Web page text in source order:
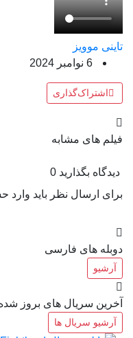
تاینی موویز
6 نوامبر 2024
اشتراک‌گذاری
فیلم های مشابه
دیدگاه بگذارید 0
برای ارسال نظر باید
دوبله های فارسی
آرشیو
آخرین سریال های بروز
آرشیو سریال ها